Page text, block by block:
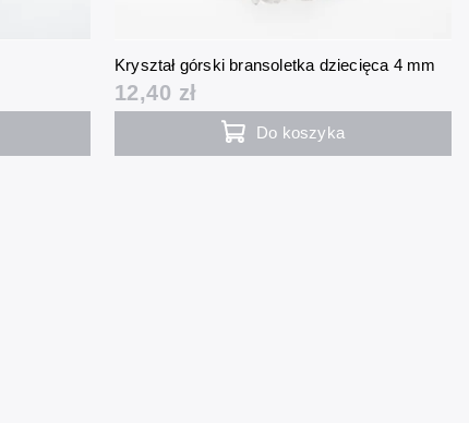
Kryształ górski bransoletka dziecięca 4 mm
12,40 zł
Do koszyka